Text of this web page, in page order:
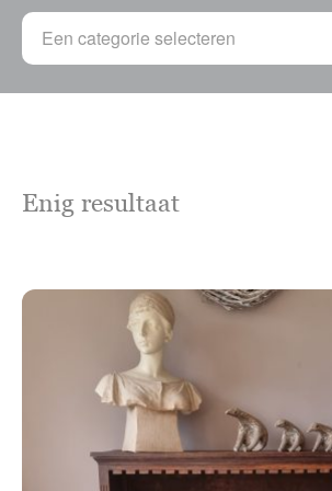
Een categorie selecteren
Enig resultaat